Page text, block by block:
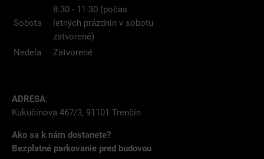
Sobota
8:30 - 11:30 (počas
letných prázdnin v sobotu
zatvorené)
Nedela
Zatvorené
ADRESA:
Kukučínova 467/3, 91101 Trenčín
Ako sa k nám dostanete?
Bezplatné parkovanie pred budovou